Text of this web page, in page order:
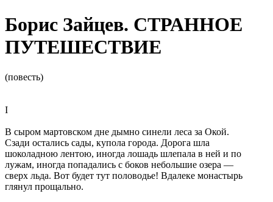
Борис Зайцев. СТРАННОЕ
ПУТЕШЕСТВИЕ
(повесть)
I
В сыром мартовском дне дымно синели леса за Окой.
Сзади остались сады, купола города. Дорога шла
шоколадною лентою, иногда лошадь шлепала в ней и по
лужам, иногда попадались с боков небольшие озера —
сверх льда. Вот будет тут половодье! Вдалеке монастырь
глянул прощально.